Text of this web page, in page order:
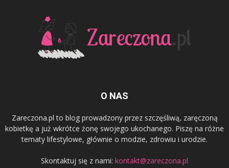
O NAS
Zareczona.pl to blog prowadzony przez szczęśliwą, zaręczoną
kobietkę a już wkrótce żonę swojego ukochanego. Piszę na różne
tematy lifestylowe, głównie o modzie, zdrowiu i urodzie.
Skontaktuj się z nami: kontakt@zareczona.pl